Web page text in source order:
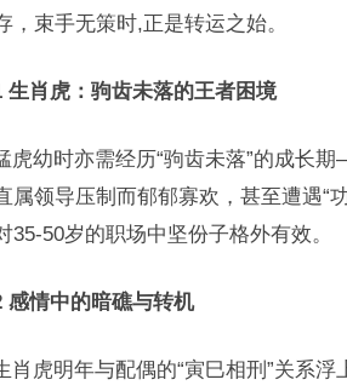
，束手无策时,正是转运之始。
生肖虎：驹齿未落的王者困境
虎幼时亦需经历“驹齿未落”的成长
属领导压制而郁郁寡欢，甚至遭遇“
35-50岁的职场中坚份子格外有效。
感情中的暗礁与转机
肖虎明年与配偶的“寅巳相刑”关系